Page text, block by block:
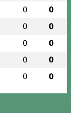
0 0
0 0
0 0
0 0
0 0